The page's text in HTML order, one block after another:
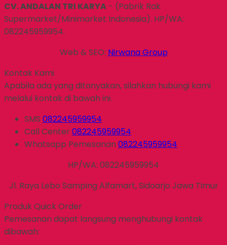
CV. ANDALAN TRI KARYA - (Pabrik Rak
Supermarket/Minimarket Indonesia). HP/WA:
082245959954.
Web & SEO: Nirwana Group
Kontak Kami
Apabila ada yang ditanyakan, silahkan hubungi kami
melalui kontak di bawah ini.
SMS 082245959954
Call Center082245959954
Whatsapp Pemesanan 082245959954
HP/WA: 082245959954
Jl. Raya Lebo Samping Alfamart, Sidoarjo Jawa Timur
Produk Quick Order
Pemesanan dapat langsung menghubungi kontak
dibawah: